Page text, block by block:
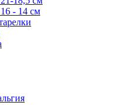
- 14 см